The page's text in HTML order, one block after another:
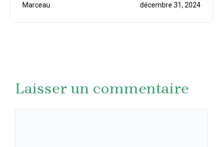
Marceau décembre 31, 2024
Laisser un commentaire